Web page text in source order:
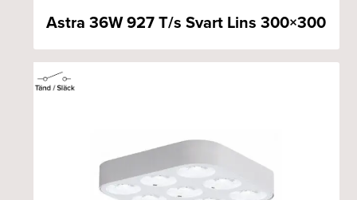
Astra 36W 927 T/s Svart Lins 300×300